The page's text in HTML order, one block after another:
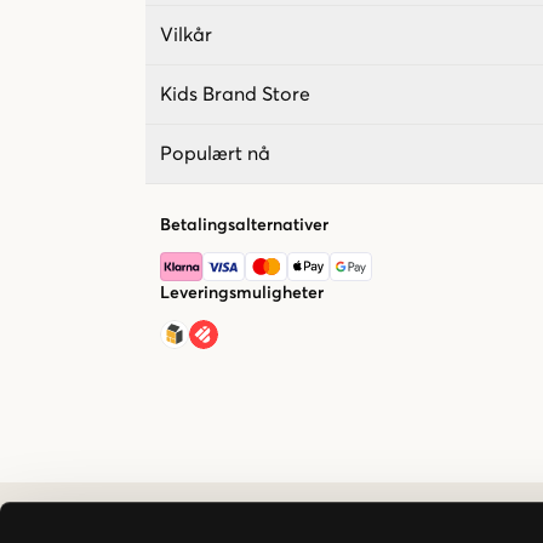
Vilkår
Kids Brand Store
Populært nå
Betalingsalternativer
Leveringsmuligheter